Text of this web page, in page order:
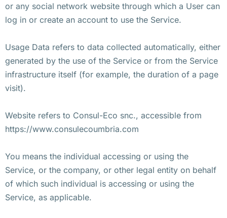
or any social network website through which a User can
log in or create an account to use the Service.
Usage Data refers to data collected automatically, either
generated by the use of the Service or from the Service
infrastructure itself (for example, the duration of a page
visit).
Website refers to Consul-Eco snc., accessible from
https://www.consulecoumbria.com
You means the individual accessing or using the
Service, or the company, or other legal entity on behalf
of which such individual is accessing or using the
Service, as applicable.